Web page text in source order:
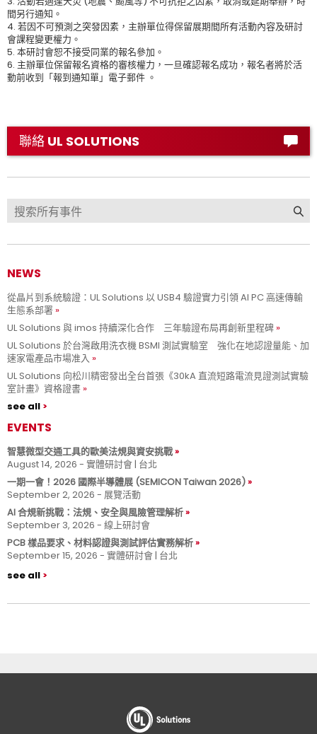
間另行通知。
4. 若因不可預測之突發因素，主辦單位得保留展期間所有活動內容及研討
會課程變更權力。
5. 本研討會恕不接受同業的報名參加。
6. 主辦單位保留報名資格的審核權力，一旦確認報名成功，報名者將於活
動前收到「報到通知單」電子郵件 。
聯絡 UL SOLUTIONS
NEWS
從晶片到系統驗證：UL Solutions 以 USB4 驗證實力引領 AI PC 高速傳輸
生態系部署
UL Solutions 與 imos 持續深化合作 三年驗證布局再創新里程碑
UL Solutions 於台灣啟用洗衣機 BSMI 測試實驗室 強化在地認證量能、加
速家電產品市場准入
UL Solutions 向松川精密發出全台首張《30kA 直流短路電流見證測試實驗
室計畫》資格證書
see all
EVENTS
智慧微型交通工具的歐美法規與資安挑戰
August 14, 2026 - 實體研討會 | 台北
一期一會！2026 國際半導體展 (SEMICON Taiwan 2026)
September 2, 2026 - 展覽活動
AI 合規新挑戰：法規、安全與風險管理解析
September 3, 2026 - 線上研討會
PCB 樣品要求、材料認證與測試評估實務解析
September 15, 2026 - 實體研討會 | 台北
see all